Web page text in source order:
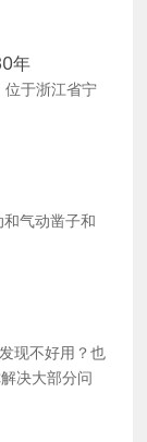
年
于浙江省宁
气动凿子和
现不好用？也
决大部分问